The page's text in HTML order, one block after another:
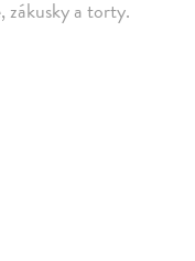
zákusky a torty.